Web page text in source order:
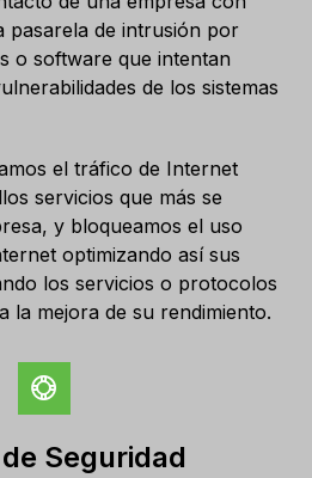
pasarela de intrusión por
o software que intentan
de los sistemas
el tráfico de Internet
servicios que más se
y bloqueamos el uso
optimizando así sus
los servicios o protocolos
la mejora de su rendimiento.
Seguridad